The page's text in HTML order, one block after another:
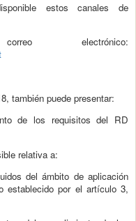
estos canales de
electrónico:
también puede presentar:
de los requisitos del RD
relativa a:
del ámbito de aplicación
establecido por el artículo 3,